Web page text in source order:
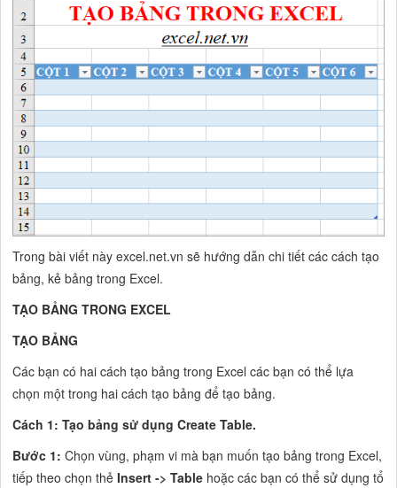
Trong bài viết này excel.net.vn sẽ hướng dẫn chi tiết các cách tạo
bảng, kẻ bảng trong Excel.
TẠO BẢNG TRONG EXCEL
TẠO BẢNG
Các bạn có hai cách tạo bảng trong Excel các bạn có thể lựa
chọn một trong hai cách tạo bảng để tạo bảng.
Cách 1: Tạo bảng sử dụng Create Table.
Bước 1: Chọn vùng, phạm vi mà bạn muốn tạo bảng trong Excel,
tiếp theo chọn thẻInsert -> Table hoặc các bạn có thể sử dụng tổ